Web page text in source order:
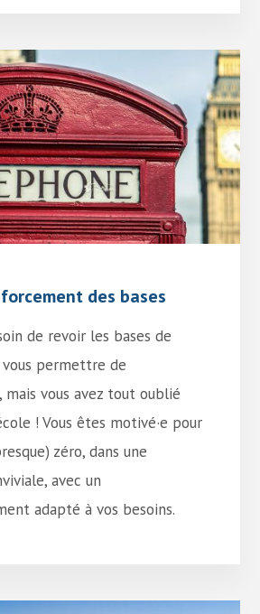
des bases
de revoir les bases de
permettre de
mais vous avez tout oublié
! Vous êtes motivé·e pour
zéro, dans une
avec un
adapté à vos besoins.